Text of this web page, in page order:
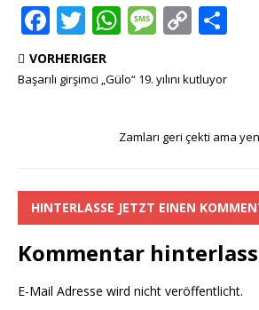
F
ac
e
k
T
w
itt
W
at
A
p
M
ss
g
C
p
Li
k
VORHERIGER
Başarılı girşimci „Gülo“ 19. yılını kutluyor
Zamları geri çekti ama
HINTERLASSE JETZT EINEN
Kommentar
E-Mail Adresse wird nicht veröffentlicht.